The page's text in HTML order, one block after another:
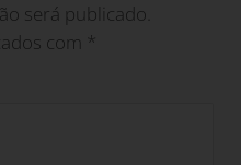
será publicado.
com *